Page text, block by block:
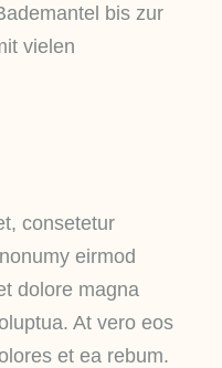
bis zur
vielen
consetetur
eirmod
dolore magna
At vero eos
et ea rebum.